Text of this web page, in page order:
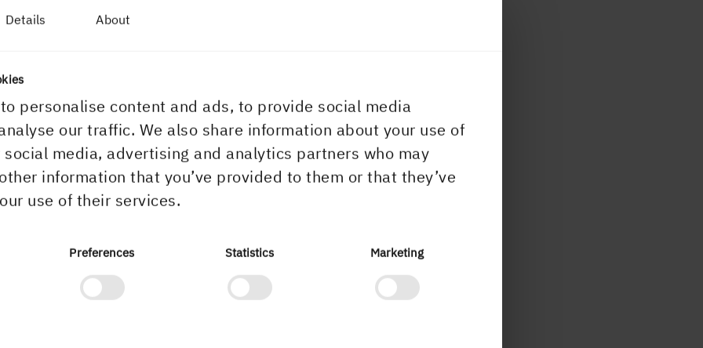
Details About
personalise content and ads, to provide social media
our traffic. We also share information about your use of
media, advertising and analytics partners who may
information that you’ve provided to them or that they’ve
use of their services.
Preferences Statistics Marketing